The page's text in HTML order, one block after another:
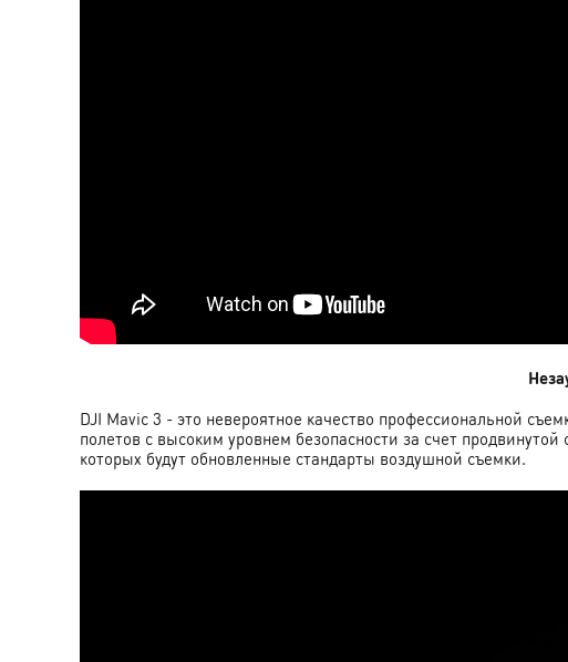
DJI Mavic 3 - это невероятное качество профессиональной
полетов с высоким уровнем безопасности за счет
которых будут обновленные стандарты воздушной съемки.